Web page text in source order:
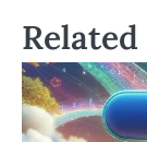
ビ
ゲ
ー
Related